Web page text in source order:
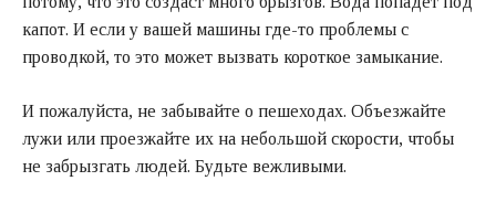
капот. И если у вашей машины где-то проблемы с
проводкой, то это может вызвать короткое замыкание.
И пожалуйста, не забывайте о пешеходах. Объезжайте
лужи или проезжайте их на небольшой скорости, чтобы
не забрызгать людей. Будьте вежливыми.